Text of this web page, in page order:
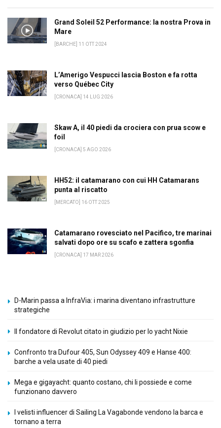
Grand Soleil 52 Performance: la nostra Prova in
Mare
[BARCHE] 11 OTT 2024
L’Amerigo Vespucci lascia Boston e fa rotta
verso Québec City
[CRONACA] 14 LUG 2026
Skaw A, il 40 piedi da crociera con prua scow e
foil
[CRONACA] 5 AGO 2026
HH52: il catamarano con cui HH Catamarans
punta al riscatto
[MERCATO] 16 OTT 2025
Catamarano rovesciato nel Pacifico, tre marinai
salvati dopo ore su scafo e zattera sgonfia
[CRONACA] 17 MAR 2026
D-Marin passa a InfraVia: i marina diventano infrastrutture
strategiche
Il fondatore di Revolut citato in giudizio per lo yacht Nixie
Confronto tra Dufour 405, Sun Odyssey 409 e Hanse 400:
barche a vela usate di 40 piedi
Mega e gigayacht: quanto costano, chi li possiede e come
funzionano davvero
I velisti influencer di Sailing La Vagabonde vendono la barca e
tornano a terra